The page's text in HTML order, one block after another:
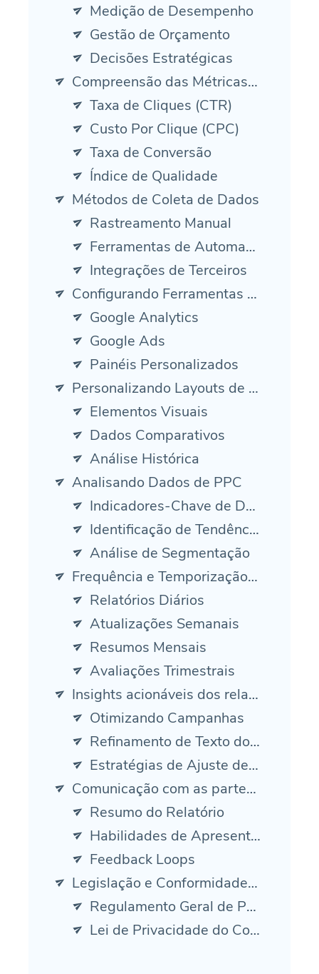
Medição de Desempenho
Gestão de Orçamento
Decisões Estratégicas
Compreensão das Métricas de PPC
Taxa de Cliques (CTR)
Custo Por Clique (CPC)
Taxa de Conversão
Índice de Qualidade
Métodos de Coleta de Dados
Rastreamento Manual
Ferramentas de Automação
Integrações de Terceiros
Configurando Ferramentas de Relatórios
Google Analytics
Google Ads
Painéis Personalizados
Personalizando Layouts de Relatórios
Elementos Visuais
Dados Comparativos
Análise Histórica
Analisando Dados de PPC
Indicadores-Chave de Desempenho (KPIs)
Identificação de Tendências
Análise de Segmentação
Frequência e Temporização de Relatórios
Relatórios Diários
Atualizações Semanais
Resumos Mensais
Avaliações Trimestrais
Insights acionáveis dos relatórios de PPC
Otimizando Campanhas
Refinamento de Texto do Anúncio
Estratégias de Ajuste de Lance
Comunicação com as partes interessadas
Resumo do Relatório
Habilidades de Apresentação
Feedback Loops
Legislação e Conformidade com a Privacidade
Regulamento Geral de Proteção de Dados (GDPR)
Lei de Privacidade do Consumidor da Califórnia (CCPA)